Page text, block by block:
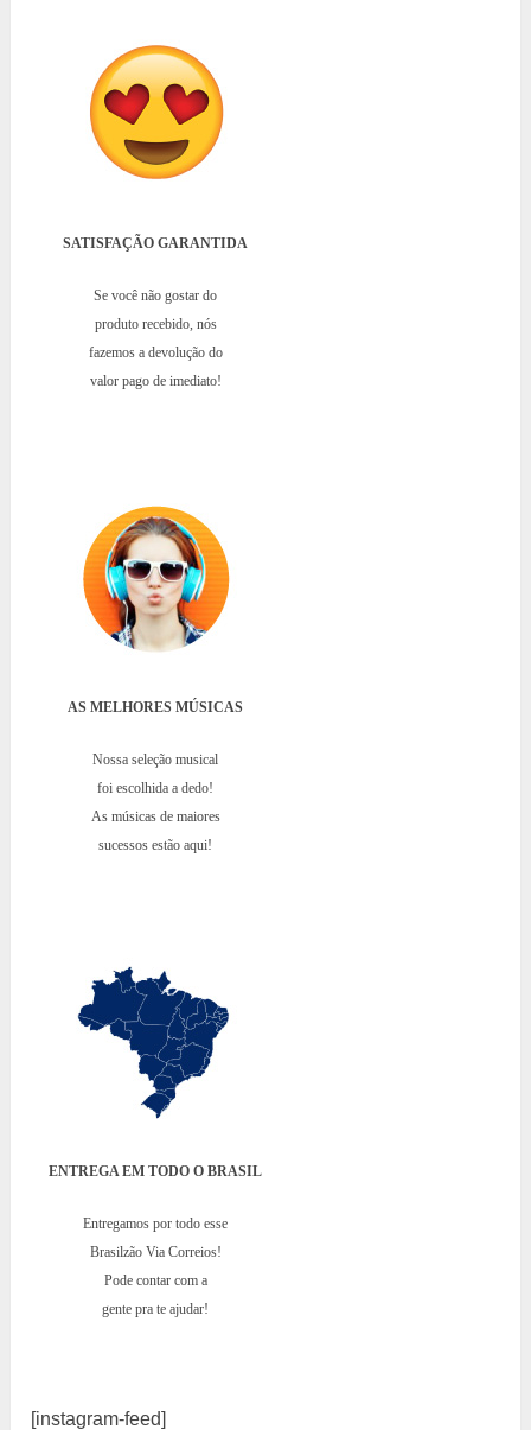
SATISFAÇÃO GARANTIDA
Se você não gostar do
produto recebido, nós
fazemos a devolução do
valor pago de imediato!
AS MELHORES MÚSICAS
Nossa seleção musical
foi escolhida a dedo!
As músicas de maiores
sucessos estão aqui!
ENTREGA EM TODO O BRASIL
Entregamos por todo esse
Brasilzão Via Correios!
Pode contar com a
gente pra te ajudar!
[instagram-feed]